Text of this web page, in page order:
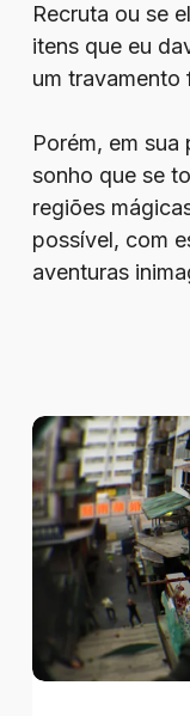
Recruta ou se
itens que eu
um
Porém, em
sonho que se
regiões
possível, com
aventuras
Better
Than
Dead
mete
chumbo
grosso
realidade